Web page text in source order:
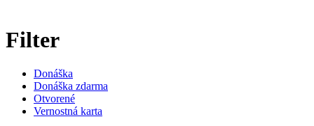
Filter
Donáška
Donáška zdarma
Otvorené
Vernostná karta